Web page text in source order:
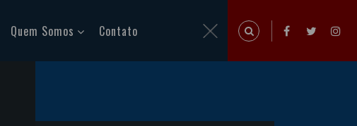
Quem Somos Contato